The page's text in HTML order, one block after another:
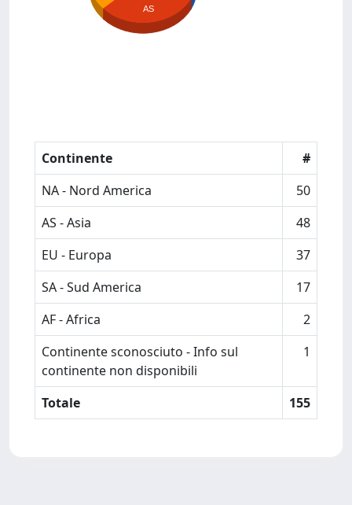
AS
Continente
#
NA - Nord America
50
AS - Asia
48
EU - Europa
37
SA - Sud America
17
AF - Africa
2
Continente sconosciuto - Info sul
continente non disponibili
1
Totale 155